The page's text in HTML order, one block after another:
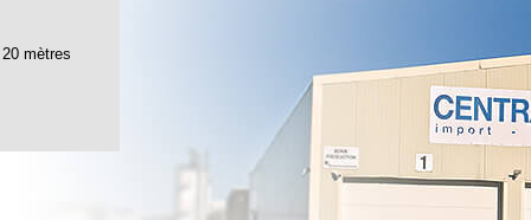
20 mètres